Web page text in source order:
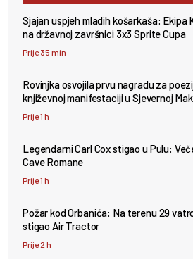
Sjajan uspjeh mladih košarkaša: Ekipa
na državnoj završnici 3x3 Sprite Cupa
Prije 35 min
Rovinjka osvojila prvu nagradu za
književnoj manifestaciji u Sjevernoj
Prije 1 h
Legendarni Carl Cox stigao u Pulu:
Cave Romane
Prije 1 h
Požar kod Orbanića: Na terenu 29
stigao Air Tractor
Prije 2 h